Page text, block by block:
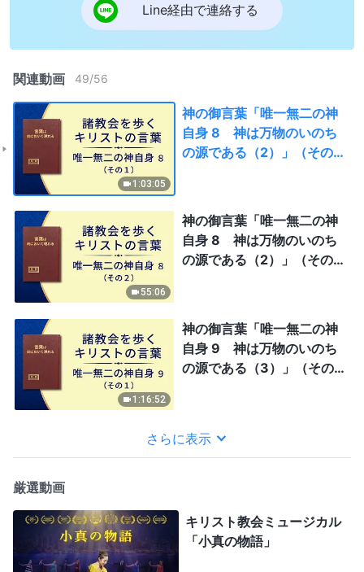
Line経由で連絡する
関連動画 49/56
1:03:05
神の御言葉「唯一無二の神
自身 8 神は万物のいのち
の源である（2）」（その
55:06
神の御言葉「唯一無二の神
自身 8 神は万物のいのち
の源である（2）」（その
1:16:52
神の御言葉「唯一無二の神
自身 9 神は万物のいのち
の源である（3）」（その
さらに表示
厳選動画
キリスト教会ミュージカル
「小真の物語」